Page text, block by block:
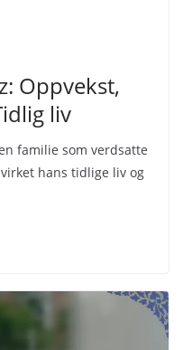
Oppvekst,
liv
familie som verdsatte
hans tidlige liv og